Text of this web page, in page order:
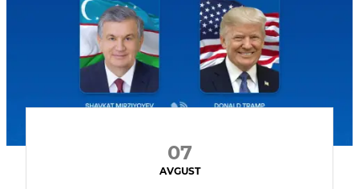
07
AVGUST